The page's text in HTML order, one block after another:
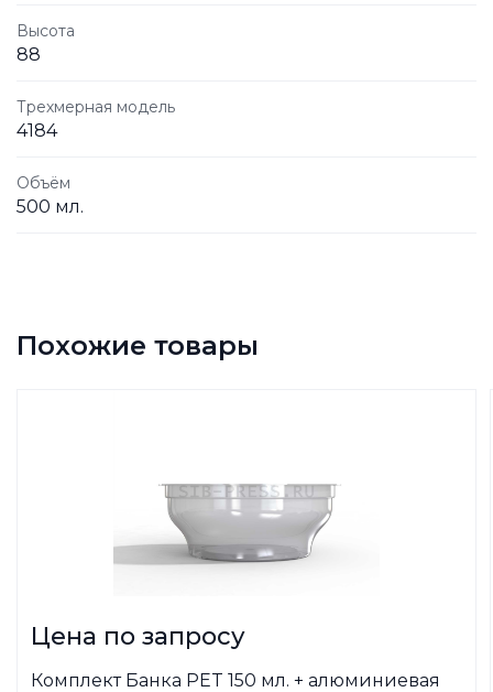
Высота
88
Трехмерная модель
4184
Объём
500 мл.
Похожие товары
Цена по запросу
Комплект Банка PET 150 мл. + алюминиевая